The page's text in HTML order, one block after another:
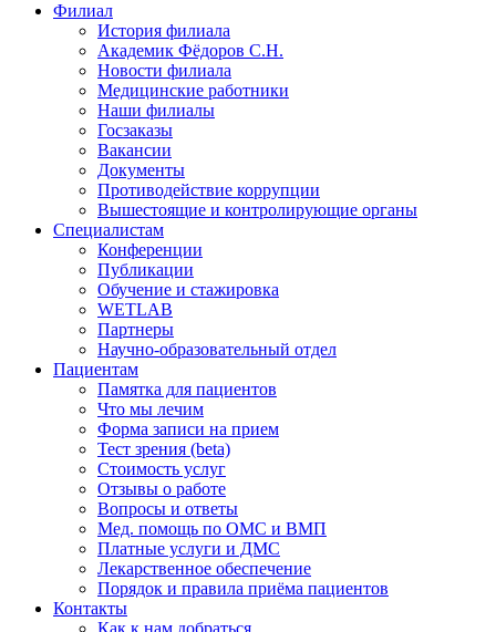
Филиал
История филиала
Академик Фёдоров С.Н.
Новости филиала
Медицинские работники
Наши филиалы
Госзаказы
Вакансии
Документы
Противодействие коррупции
Вышестоящие и контролирующие органы
Специалистам
Конференции
Публикации
Обучение и стажировка
WETLAB
Партнеры
Научно-образовательный отдел
Пациентам
Памятка для пациентов
Что мы лечим
Форма записи на прием
Тест зрения (beta)
Стоимость услуг
Отзывы о работе
Вопросы и ответы
Мед. помощь по ОМС и ВМП
Платные услуги и ДМС
Лекарственное обеспечение
Порядок и правила приёма пациентов
Контакты